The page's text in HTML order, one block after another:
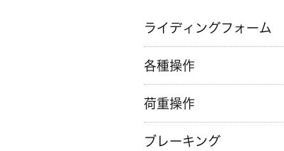
ライディングフォーム
各種操作
荷重操作
ブレーキング